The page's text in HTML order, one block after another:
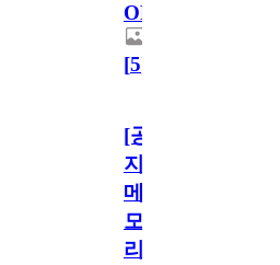
OPEN!
[5]
[공
지]
메
모
리